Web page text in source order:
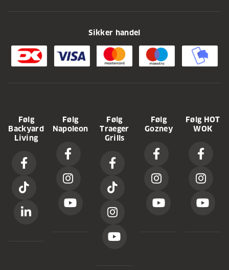
Sikker handel
Følg
Backyard
Living
Følg
Napoleon
Følg
Traeger
Grills
Følg
Gozney
Følg HOT
WOK